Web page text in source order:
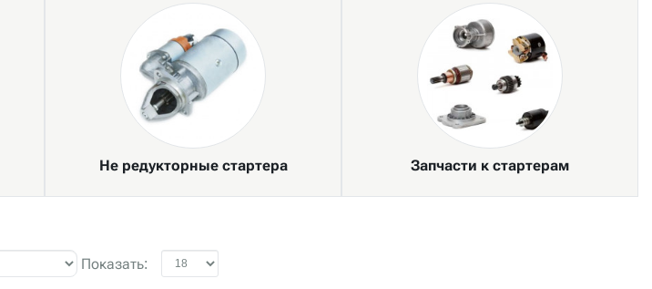
Не редукторные стартера Запчасти к стартерам
Показать: